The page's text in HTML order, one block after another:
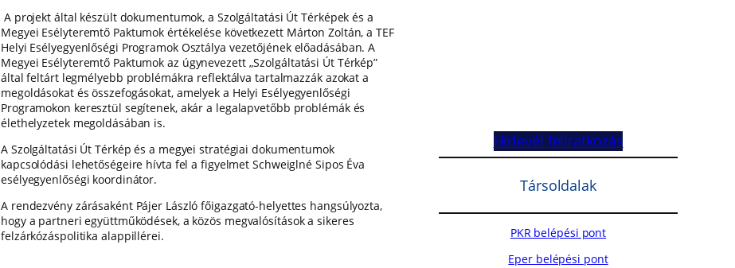
A projekt által készült dokumentumok, a Szolgáltatási Út Térképek és a
Megyei Esélyteremtő Paktumok értékelése következett Márton Zoltán, a TEF
Helyi Esélyegyenlőségi Programok Osztálya vezetőjének előadásában. A
Megyei Esélyteremtő Paktumok az úgynevezett „Szolgáltatási Út Térkép”
által feltárt legmélyebb problémákra reflektálva tartalmazzák azokat a
megoldásokat és összefogásokat, amelyek a Helyi Esélyegyenlőségi
Programokon keresztül segítenek, akár a legalapvetőbb problémák és
élethelyzetek megoldásában is.
A Szolgáltatási Út Térkép és a megyei stratégiai dokumentumok
kapcsolódási lehetőségeire hívta fel a figyelmet Schweiglné Sipos Éva
esélyegyenlőségi koordinátor.
A rendezvény zárásaként Pájer László főigazgató-helyettes hangsúlyozta,
hogy a partneri együttműködések, a közös megvalósítások a sikeres
felzárkózáspolitika alappillérei.
Hírlevél feliratkozás
Társoldalak
PKR belépési pont
Eper belépési pont